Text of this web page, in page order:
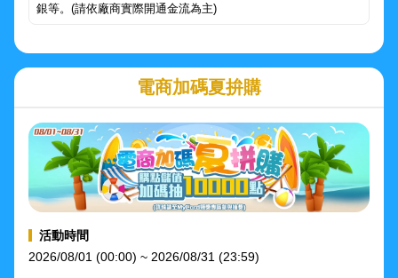
銀等。(請依廠商實際開通金流為主)
電商加碼夏拚購
活動時間
2026/08/01 (00:00) ~ 2026/08/31 (23:59)